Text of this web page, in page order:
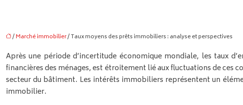
/Marché immobilier/ Taux moyens des prêts immobiliers : analyse et perspectives
Après une période d’incertitude économique mondiale, les taux
financières des ménages, est étroitement lié aux fluctuations de ces
secteur du bâtiment. Les intérêts immobiliers représentent un
immobilier.